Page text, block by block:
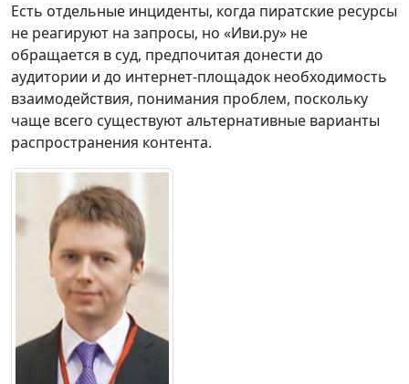
Есть отдельные инциденты, когда пиратские ресурсы
не реагируют на запросы, но «Иви.ру» не
обращается в суд, предпочитая донести до
аудитории и до интернет-площадок необходимость
взаимодействия, понимания проблем, поскольку
чаще всего существуют альтернативные варианты
распространения контента.